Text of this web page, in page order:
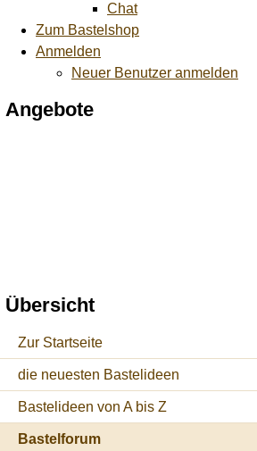
Chat
Zum Bastelshop
Anmelden
Neuer Benutzer anmelden
Angebote
Übersicht
Zur Startseite
die neuesten Bastelideen
Bastelideen von A bis Z
Bastelforum